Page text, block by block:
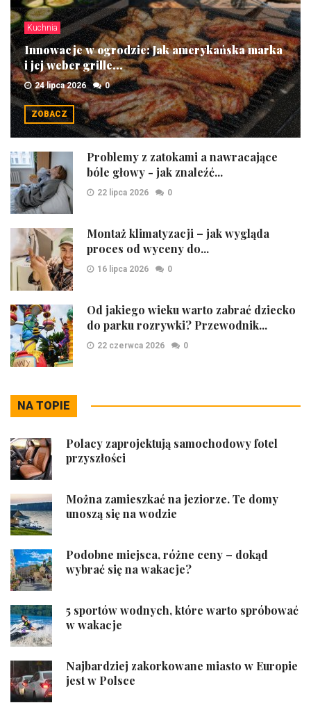
Kuchnia
Innowacje w ogrodzie: Jak amerykańska marka
i jej weber grille...
24 lipca 2026 0
ZOBACZ
Problemy z zatokami a nawracające
bóle głowy - jak znaleźć...
22 lipca 2026 0
Montaż klimatyzacji – jak wygląda
proces od wyceny do...
16 lipca 2026 0
Od jakiego wieku warto zabrać dziecko
do parku rozrywki? Przewodnik...
22 czerwca 2026 0
NA TOPIE
Polacy zaprojektują samochodowy fotel
przyszłości
Można zamieszkać na jeziorze. Te domy
unoszą się na wodzie
Podobne miejsca, różne ceny – dokąd
wybrać się na wakacje?
5 sportów wodnych, które warto spróbować
w wakacje
Najbardziej zakorkowane miasto w Europie
jest w Polsce